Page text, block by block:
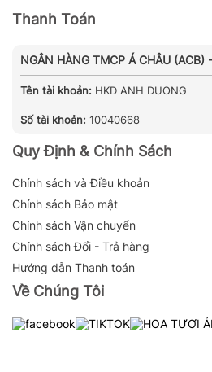
Thanh Toán
NGÂN HÀNG TMCP Á CHÂU (ACB)
Tên tài khoản: HKD ANH DUONG
Số tài khoản: 10040668
Quy Định & Chính Sách
Chính sách và Điều khoản
Chính sách Bảo mật
Chính sách Vận chuyển
Chính sách Đổi - Trả hàng
Hướng dẫn Thanh toán
Về Chúng Tôi